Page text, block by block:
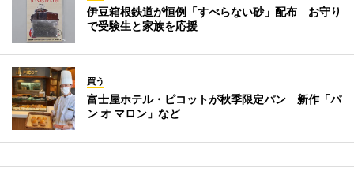
伊豆箱根鉄道が恒例「すべらない砂」配布 お守り
で受験生と家族を応援
買う
富士屋ホテル・ピコットが秋季限定パン 新作「パ
ン オ マロン」など